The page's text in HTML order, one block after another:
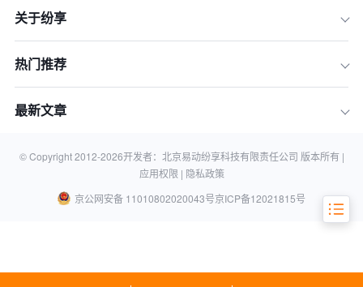
与核心功能解析
（2026版）
五、常见问题（FAQ）
关于纷享
热门推荐
最新文章
© Copyright 2012-2026开发者：北京易动纷享科技有限责任公司 版本所有 |
应用权限 | 隐私政策
京公网安备 11010802020043号京ICP备12021815号